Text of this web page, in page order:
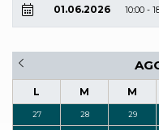
01.06.2026 10:00 -
L M M
27 28 29